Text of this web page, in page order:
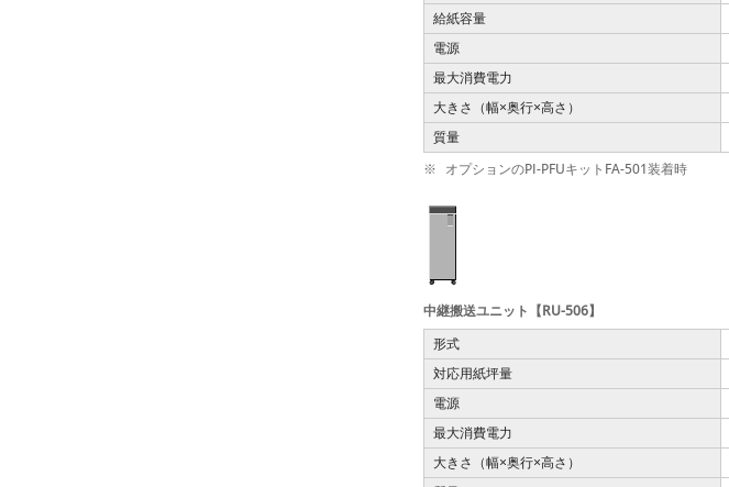
給紙容量
電源
最大消費電力
大きさ（幅×奥行×高さ）
質量
※ オプションのPI-PFUキットFA-501装着時
中継搬送ユニット【RU-506】
形式
対応用紙坪量
電源
最大消費電力
大きさ（幅×奥行×高さ）